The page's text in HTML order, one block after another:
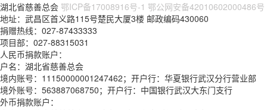
湖北省慈善总会 鄂ICP备17008916号-1 鄂公网安备42010602000486号
地址：武昌区首义路115号楚民大厦3楼 邮政编码430060
捐赠热线：027-87433333
项目部：027-88315031
人民币捐款账户：
户名：湖北省慈善总会
境内账号：11150000001247462；开户行：华夏银行武汉分行营业部
境外账号：563887068750；开户行：中国银行武汉大东门支行
外币捐款账户：